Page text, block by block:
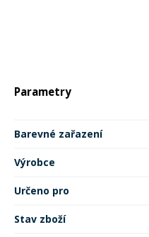
Parametry
Barevné zařazení
Výrobce
Určeno pro
Stav zboží